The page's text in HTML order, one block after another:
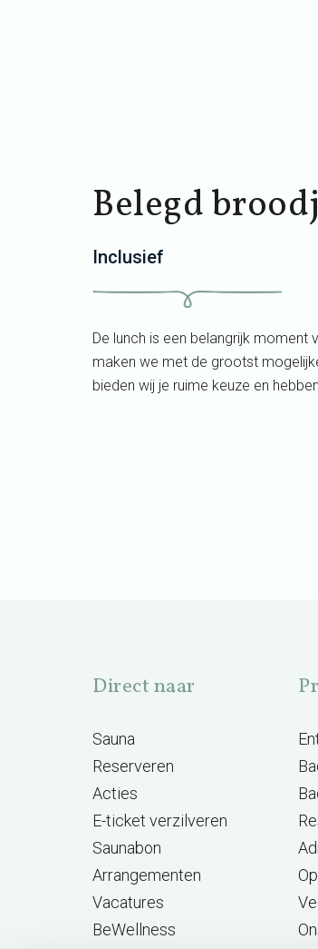
Belegd
Inclusief
De lunch is een belangrijk moment
maken we met de grootst
bieden wij je ruime keuze en
Direct naar
Sauna
Reserveren
Acties
E-ticket verzilveren
Saunabon
Arrangementen
Vacatures
BeWellness